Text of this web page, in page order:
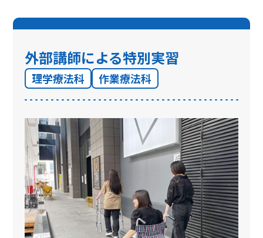
外部講師による特別実習
理学療法科 作業療法科